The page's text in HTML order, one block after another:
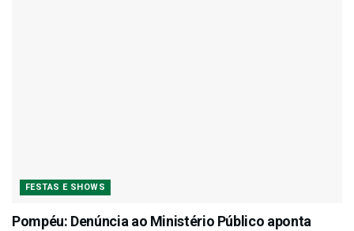
FESTAS E SHOWS
Pompéu: Denúncia ao Ministério Público aponta